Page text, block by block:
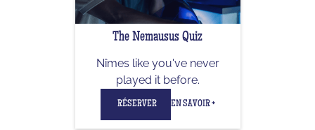
The Nemausus Quiz
Nîmes like you've never
played it before.
RÉSERVER EN SAVOIR +